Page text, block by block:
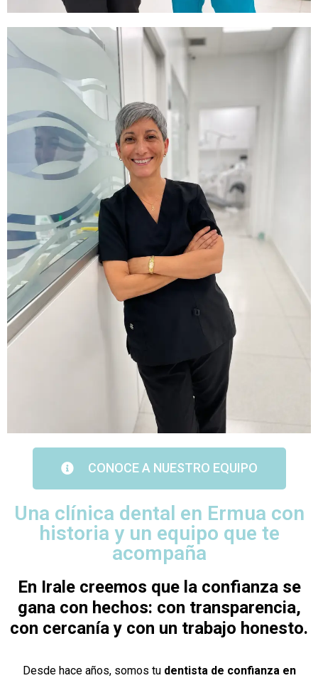
CONOCE A NUESTRO EQUIPO
Una clínica dental en Ermua con
historia y un equipo que te
acompaña
En Irale creemos que la confianza se
gana con hechos: con transparencia,
con cercanía y con un trabajo honesto.
Desde hace años, somos tu dentista de confianza en